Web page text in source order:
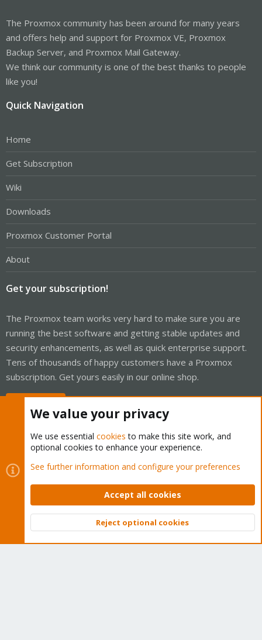
The Proxmox community has been around for many years
and offers help and support for Proxmox VE, Proxmox
Backup Server, and Proxmox Mail Gateway.
We think our community is one of the best thanks to people
like you!
Quick Navigation
Home
Get Subscription
Wiki
Downloads
Proxmox Customer Portal
About
Get your subscription!
The Proxmox team works very hard to make sure you are
running the best software and getting stable updates and
security enhancements, as well as quick enterprise support.
Tens of thousands of happy customers have a Proxmox
subscription. Get yours easily in our online shop.
Cookies
Proxmox Support Forum - Light Mode
Contact us
Terms and rules Privacy policy Help Home
Community platform by XenForo © 2010-2026 XenForo Ltd.
Top
We value your privacy
We use essential cookies to make this site work, and
optional cookies to enhance your experience.
See further information and configure your preferences
Accept all cookies
Reject optional cookies